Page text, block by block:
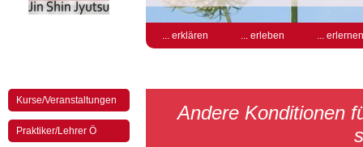
... erklären ... erleben ... erlernen
Kurse/Veranstaltungen
Praktiker/Lehrer Ö
Andere Konditionen